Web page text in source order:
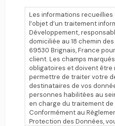
Les informations
l’objet d’un traitement
Développement,
domiciliée au 18 chemin
69530 Brignais, France
client. Les champs
obligatoires et doivent être
permettre de traiter votre
destinataires de vos
personnes habilitées au
en charge du traitement de
Conformément au
Protection des Données,